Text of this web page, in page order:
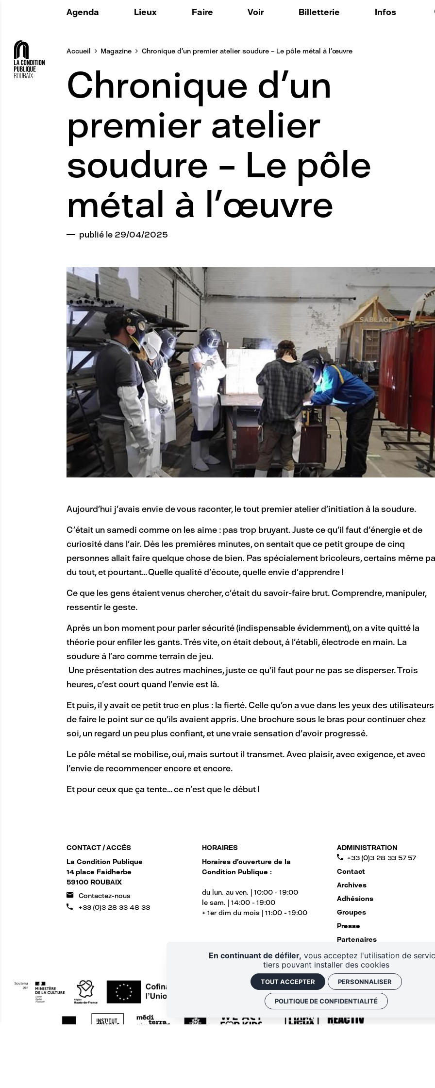
Aller au contenu principal
Agenda Lieux
Au quotidien
Faire
Structures résidentes
ADD ON : Accompagnement culturel et créatif personnalisé
Voir
Spectacle vivant
Résidences d'artistes
Billetterie Infos
Accueil
Magazine Chronique d’un premier atelier soudure – Le pôle métal à l’œuvre
Chronique d’un
premier atelier
soudure – Le pôle
métal à l’œuvre
publié le 29/04/2025
Aujourd’hui j’avais envie de vous raconter, le tout premier atelier d’initiation à la soudure.
C’était un samedi comme on les aime : pas trop bruyant. Juste ce qu’il faut d’énergie et de
curiosité dans l’air. Dès les premières minutes, on sentait que ce petit groupe de cinq
personnes allait faire quelque chose de bien. Pas spécialement bricoleurs, certains même
du tout, et pourtant… Quelle qualité d’écoute, quelle envie d’apprendre !
Ce que les gens étaient venus chercher, c’était du savoir-faire brut. Comprendre, manipuler,
ressentir le geste.
Après un bon moment pour parler sécurité (indispensable évidemment), on a vite quitté la
théorie pour enfiler les gants. Très vite, on était debout, à l’établi, électrode en main. La
soudure à l’arc comme terrain de jeu.
Une présentation des autres machines, juste ce qu’il faut pour ne pas se disperser. Trois
heures, c’est court quand l’envie est là.
Et puis, il y avait ce petit truc en plus : la fierté. Celle qu’on a vue dans les yeux des utilisateurs
de faire le point sur ce qu’ils avaient appris. Une brochure sous le bras pour continuer chez
soi, un regard un peu plus confiant, et une vraie sensation d’avoir progressé.
Le pôle métal se mobilise, oui, mais surtout il transmet. Avec plaisir, avec exigence, et avec
l’envie de recommencer encore et encore.
Et pour ceux que ça tente… ce n’est que le début !
CONTACT / ACCÈS
La Condition Publique
14 place Faidherbe
59100 ROUBAIX
Contactez-nous
+33 (0)3 28 33 48 33
HORAIRES
Horaires d'ouverture de la
Condition Publique :
du lun. au ven. | 10:00 - 19:00
le sam. | 14:00 - 19:00
+ 1er dim du mois | 11:00 - 19:00
ADMINISTRATION
+33 (0)3 28 33 57 57
Contact
Archives
Adhésions
Groupes
Presse
Partenaires
Equipe
Magazine
En continuant de défiler, vous acceptez l'utilisation de
tiers pouvant installer des cookies
TOUT ACCEPTER PERSONNALISER
POLITIQUE DE CONFIDENTIALITÉ